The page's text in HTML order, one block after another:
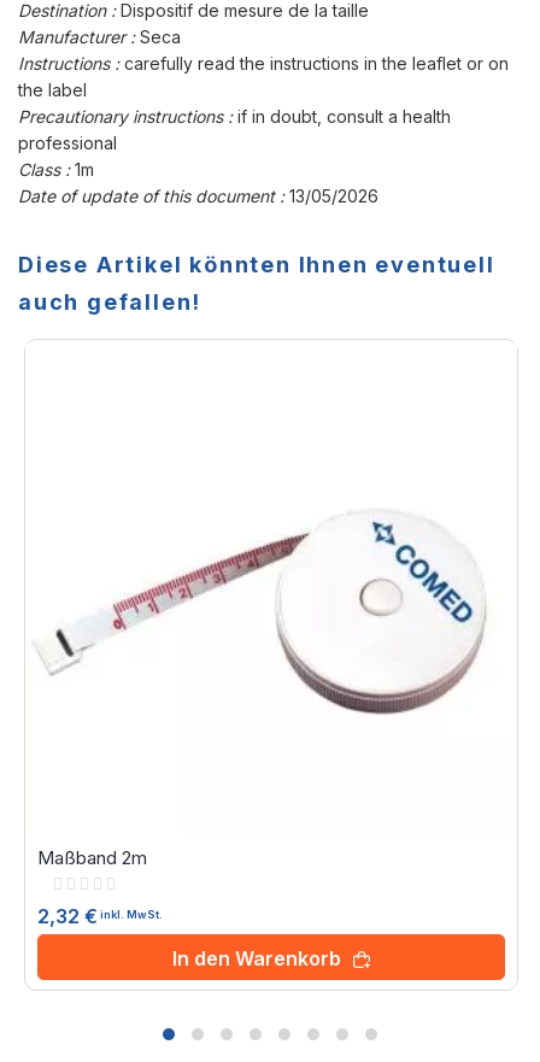
Destination :Dispositif de mesure de la taille
Manufacturer :Seca
Instructions :carefully read the instructions in the leaflet or on
the label
Precautionary instructions :if in doubt, consult a health
professional
Class :1m
Date of update of this document :13/05/2026
Diese Artikel könnten Ihnen eventuell
auch gefallen!
Maßband 2m
Rating:
2,32 € inkl. MwSt.
In den Warenkorb